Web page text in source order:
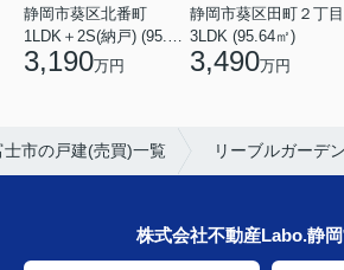
静岡市葵区北番町
3,190万円
静岡市葵区田町２丁目
3LDK (95.64㎡)
3,490万円
士市の戸建(売買)一覧 リーブルガー
株式会社不動産Labo.静